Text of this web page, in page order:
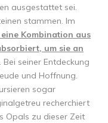
ausgestattet sei.
stammen. Im
Kombination aus
um sie an
. Bei seiner Entdeckung
und Hoffnung.
sogar
recherchiert
Opals zu dieser Zeit